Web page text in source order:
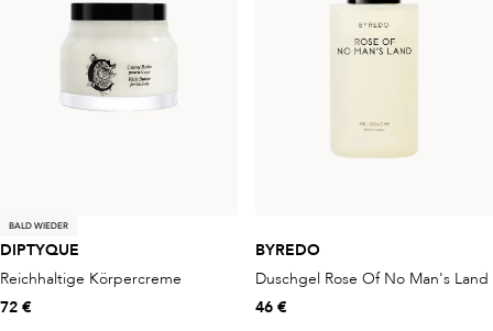
BALD WIEDER
DIPTYQUE
Reichhaltige Körpercreme
72 €
BYREDO
Duschgel Rose Of No Man's Land
46 €